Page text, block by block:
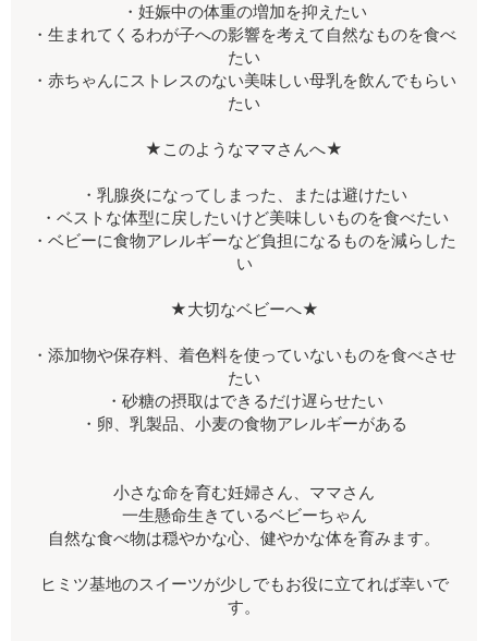
・妊娠中の体重の増加を抑えたい
・生まれてくるわが子への影響を考えて自然なものを食べ
たい
・赤ちゃんにストレスのない美味しい母乳を飲んでもらい
たい
★このようなママさんへ★
・乳腺炎になってしまった、または避けたい
・ベストな体型に戻したいけど美味しいものを食べたい
・ベビーに食物アレルギーなど負担になるものを減らした
い
★大切なベビーへ★
・添加物や保存料、着色料を使っていないものを食べさせ
たい
・砂糖の摂取はできるだけ遅らせたい
・卵、乳製品、小麦の食物アレルギーがある
小さな命を育む妊婦さん、ママさん
一生懸命生きているベビーちゃん
自然な食べ物は穏やかな心、健やかな体を育みます。
ヒミツ基地のスイーツが少しでもお役に立てれば幸いで
す。